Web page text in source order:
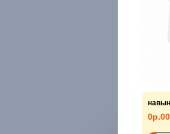
0р.